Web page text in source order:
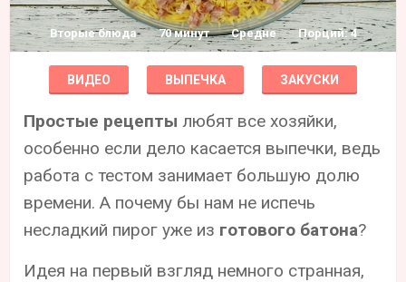
Вторые блюда 70 минут Средне Порций: 4
ВИДЕО ВЫПЕЧКА ЗАКУСКИ
Простые рецепты любят все хозяйки,
особенно если дело касается выпечки, ведь
работа с тестом занимает большую долю
времени. А почему бы нам не испечь
несладкий пирог уже из готового батона?
Идея на первый взгляд немного странная,